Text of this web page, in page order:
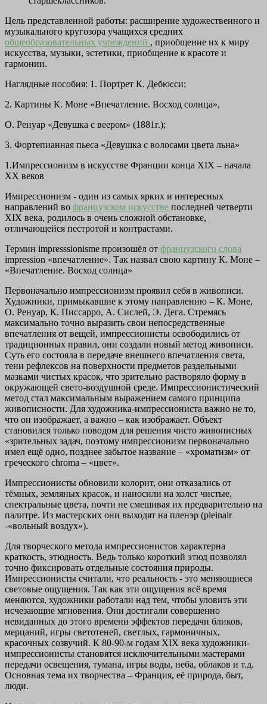
Цель представленной работы: расширение художественного и
музыкального кругозора учащихся средних
общеобразовательных учреждений , приобщение их к миру
искусства, музыки, эстетики, приобщение к красоте и
гармонии.
Наглядные пособия: 1. Портрет К. Дебюсси;
2. Картины К. Моне «Впечатление. Восход солнца»,
О. Ренуар «Девушка с веером» (1881г.);
3. Фортепианная пьеса «Девушка с волосами цвета льна»
1.Импрессионизм в искусстве Франции конца XIX – начала
XX веков
Импрессионизм - один из самых ярких и интересных
направлений во французском искусстве последней четверти
XIX века, родилось в очень сложной обстановке,
отличающейся пестротой и контрастами.
Термин impresssionisme произошёл от французского слова
impression «впечатление». Так назвал свою картину К. Моне –
«Впечатление. Восход солнца»
Первоначально импрессионизм проявил себя в живописи.
Художники, примыкавшие к этому направлению – К. Моне,
О. Ренуар, К. Писсарро, А. Сислей, Э. Дега. Стремясь
максимально точно выразить свои непосредственные
впечатления от вещей, импрессионисты освободились от
традиционных правил, они создали новый метод живописи.
Суть его состояла в передаче внешнего впечатления света,
тени рефлексов на поверхности предметов раздельными
мазками чистых красок, что зрительно растворяло форму в
окружающей свето-воздушной среде. Импрессионистический
метод стал максимальным выражением самого принципа
живописности. Для художника-импрессиониста важно не то,
что он изображает, а важно – как изображает. Объект
становился только поводом для решения чисто живописных
«зрительных задач, поэтому импрессионизм первоначально
имел ещё одно, позднее забытое название – «хроматизм» от
греческого chroma – «цвет».
Импрессионисты обновили колорит, они отказались от
тёмных, земляных красок, и наносили на холст чистые,
спектральные цвета, почти не смешивая их предварительно на
палитре. Из мастерских они выходят на пленэр (pleinair
-«вольный воздух»).
Для творческого метода импрессионистов характерна
краткость, этюдность. Ведь только короткий этюд позволял
точно фиксировать отдельные состояния природы.
Импрессионисты считали, что реальность - это меняющиеся
световые ощущения. Так как эти ощущения всё время
меняются, художники работали над тем, чтобы уловить эти
исчезающие мгновения. Они достигали совершенно
невиданных до этого времени эффектов передачи бликов,
мерцаний, игры светотеней, светлых, гармоничных,
красочных созвучий. К 80-90-м годам XIX века художники-
импрессионисты становятся исключительными мастерами
передачи освещения, тумана, игры воды, неба, облаков и т.д.
Основная тема их творчества – Франция, её природа, быт,
люди.